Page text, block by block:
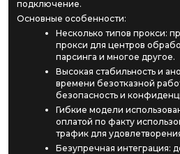
подключение.
Основные особенности:
Несколько типов прокси:
прокси для центров
парсинга и многое другое.
Высокая стабильность и
времени безотказной
безопасность и
Гибкие модели
оплатой по факту
трафик для
Безупречная интеграция: